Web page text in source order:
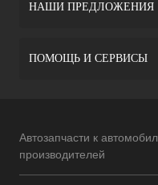
НАШИ ПРЕДЛОЖЕНИЯ
ПОМОЩЬ И СЕРВИСЫ
Автозапчасти к
производителей